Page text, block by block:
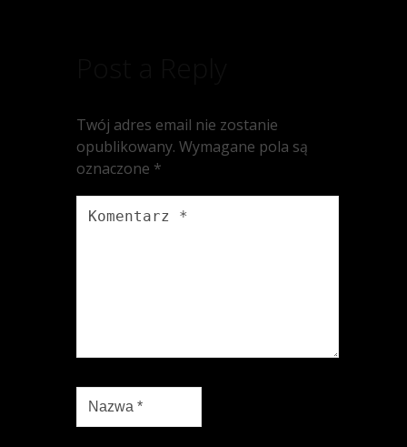
Twój adres email nie zostanie
opublikowany. Wymagane pola są
oznaczone *